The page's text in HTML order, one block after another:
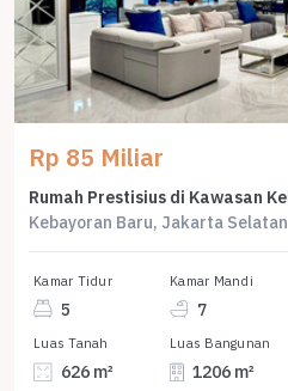
Rp 85 Miliar
Kebayoran Baru, Jakarta Selatan
Kamar Tidur
5
Kamar Mandi
7
Luas Tanah
626 m²
Luas Bangunan
1206 m²